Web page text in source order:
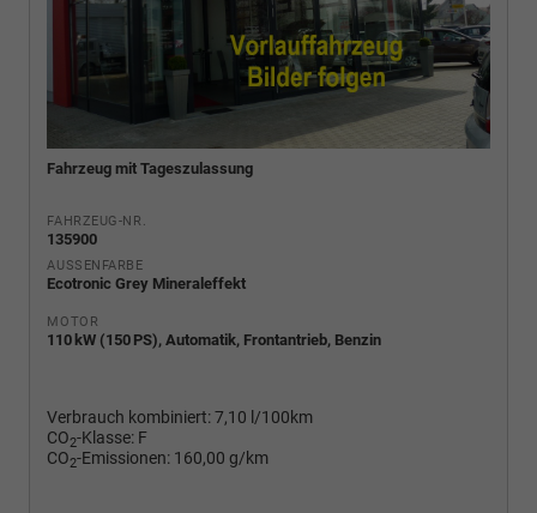
Fahrzeug mit Tageszulassung
FAHRZEUG-NR.
135900
AUSSENFARBE
Ecotronic Grey Mineraleffekt
MOTOR
110 kW (150 PS), Automatik, Frontantrieb, Benzin
Verbrauch kombiniert:7,10 l/100km
CO2-Klasse: F
CO2-Emissionen: 160,00 g/km